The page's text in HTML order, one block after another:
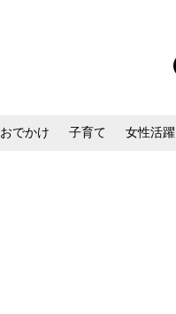
でかけ 子育て 女性活躍